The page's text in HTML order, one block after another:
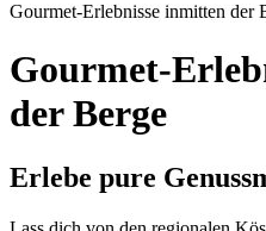
Gourmet-Erlebnisse inmitten der
Gourmet-
der Berge
Erlebe pure